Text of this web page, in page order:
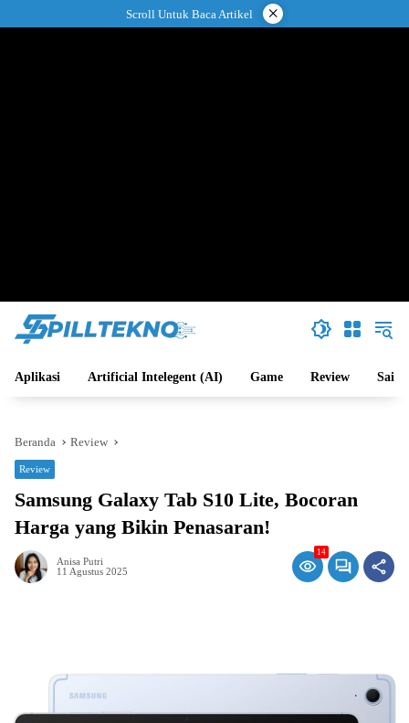
ke
Scroll Untuk Baca Artikel ×
Aplikasi Artificial Intelegent (AI) Game Review Sains
Beranda Review
Review
Samsung Galaxy Tab S10 Lite, Bocoran
Harga yang Bikin Penasaran!
Anisa Putri
11 Agustus 2025
14